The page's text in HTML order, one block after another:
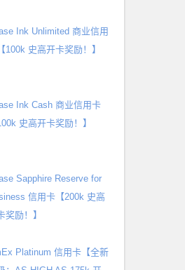
Ink Unlimited 商业信用
100k 史高开卡奖励！】
Ink Cash 商业信用卡
史高开卡奖励！】
Sapphire Reserve for
信用卡【200k 史高
奖励！】
Platinum 信用卡【全新